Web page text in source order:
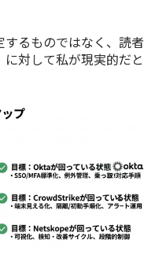
るものではなく、読者
対して私が現実的だと